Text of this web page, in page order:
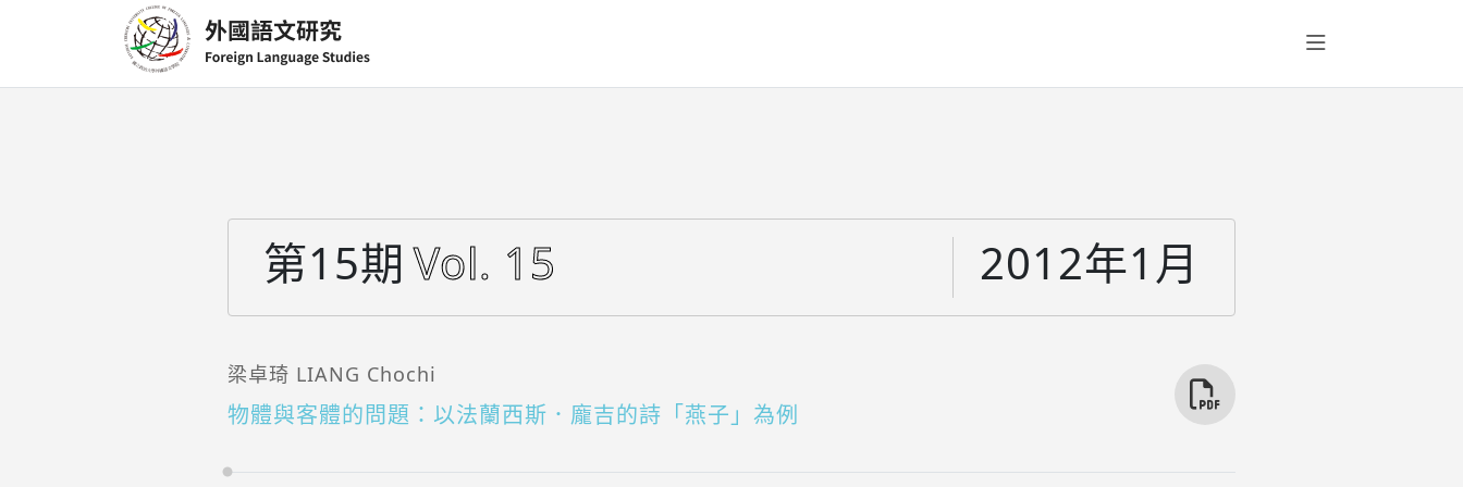
第15期 Vol. 15 2012年1月
梁卓琦 LIANG Chochi
物體與客體的問題：以法蘭西斯．龐吉的詩「燕子」為例